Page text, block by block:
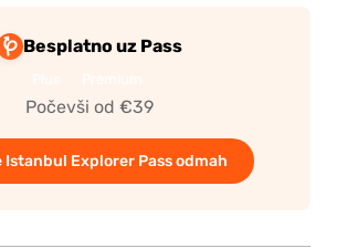
Besplatno uz Pass
Počevši od €39
Istanbul Explorer Pass odmah